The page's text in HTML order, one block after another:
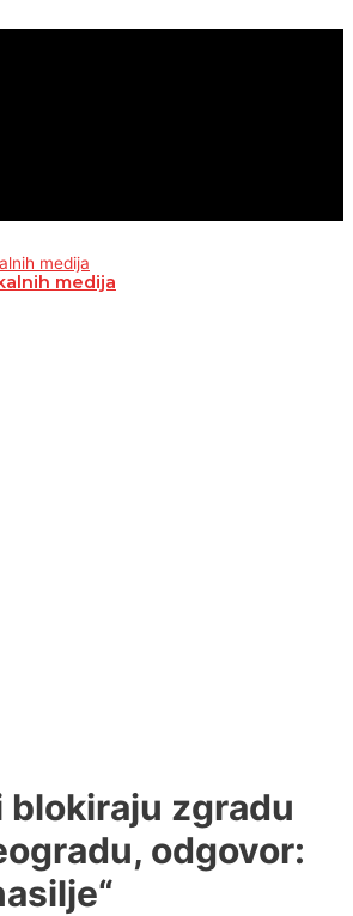
medija
zgradu
odgovor: